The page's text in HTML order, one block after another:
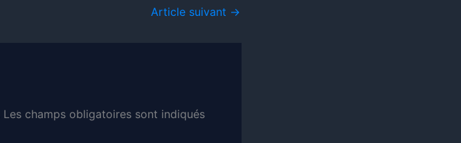
Article suivant →
Les champs obligatoires sont indiqués